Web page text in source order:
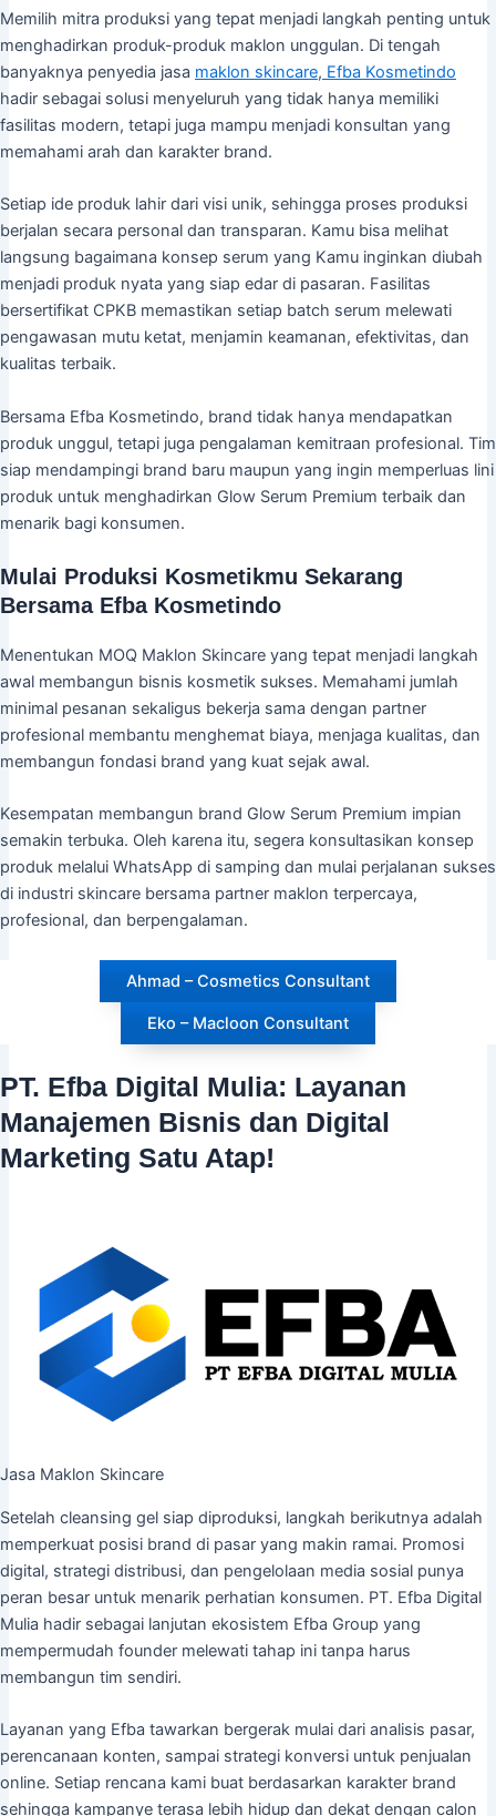
Memilih mitra produksi yang tepat menjadi langkah penting untuk
menghadirkan produk-produk maklon unggulan. Di tengah
banyaknya penyedia jasa maklon skincare, Efba Kosmetindo
hadir sebagai solusi menyeluruh yang tidak hanya memiliki
fasilitas modern, tetapi juga mampu menjadi konsultan yang
memahami arah dan karakter brand.
Setiap ide produk lahir dari visi unik, sehingga proses produksi
berjalan secara personal dan transparan. Kamu bisa melihat
langsung bagaimana konsep serum yang Kamu inginkan diubah
menjadi produk nyata yang siap edar di pasaran. Fasilitas
bersertifikat CPKB memastikan setiap batch serum melewati
pengawasan mutu ketat, menjamin keamanan, efektivitas, dan
kualitas terbaik.
Bersama Efba Kosmetindo, brand tidak hanya mendapatkan
produk unggul, tetapi juga pengalaman kemitraan profesional. Tim
siap mendampingi brand baru maupun yang ingin memperluas lini
produk untuk menghadirkan Glow Serum Premium terbaik dan
menarik bagi konsumen.
Mulai Produksi Kosmetikmu Sekarang
Bersama Efba Kosmetindo
Menentukan MOQ Maklon Skincare yang tepat menjadi langkah
awal membangun bisnis kosmetik sukses. Memahami jumlah
minimal pesanan sekaligus bekerja sama dengan partner
profesional membantu menghemat biaya, menjaga kualitas, dan
membangun fondasi brand yang kuat sejak awal.
Kesempatan membangun brand Glow Serum Premium impian
semakin terbuka. Oleh karena itu, segera konsultasikan konsep
produk melalui WhatsApp di samping dan mulai perjalanan sukses
di industri skincare bersama partner maklon terpercaya,
profesional, dan berpengalaman.
Ahmad – Cosmetics Consultant
Eko – Macloon Consultant
PT. Efba Digital Mulia: Layanan
Manajemen Bisnis dan Digital
Marketing Satu Atap!
Jasa Maklon Skincare
Setelah cleansing gel siap diproduksi, langkah berikutnya adalah
memperkuat posisi brand di pasar yang makin ramai. Promosi
digital, strategi distribusi, dan pengelolaan media sosial punya
peran besar untuk menarik perhatian konsumen. PT. Efba Digital
Mulia hadir sebagai lanjutan ekosistem Efba Group yang
mempermudah founder melewati tahap ini tanpa harus
membangun tim sendiri.
Layanan yang Efba tawarkan bergerak mulai dari analisis pasar,
perencanaan konten, sampai strategi konversi untuk penjualan
online. Setiap rencana kami buat berdasarkan karakter brand
sehingga kampanye terasa lebih hidup dan dekat dengan calon